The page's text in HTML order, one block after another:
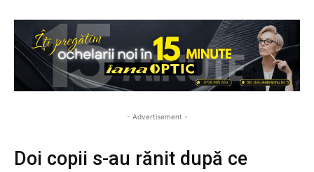
- Advertisement -
Doi copii s-au rănit după ce